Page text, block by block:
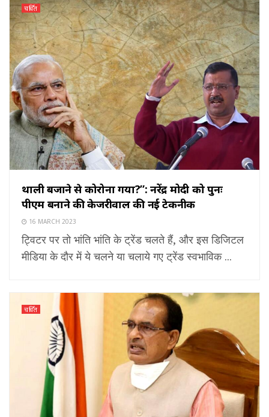
चर्चित
थाली बजाने से कोरोना गया?”: नरेंद्र मोदी को पुनः
पीएम बनाने की केजरीवाल की नई टेकनीक
16 MARCH 2023
ट्विटर पर तो भांति भांति के ट्रेंड चलते हैं, और इस डिजिटल
मीडिया के दौर में ये चलने या चलाये गए ट्रेंड स्वभाविक ...
चर्चित